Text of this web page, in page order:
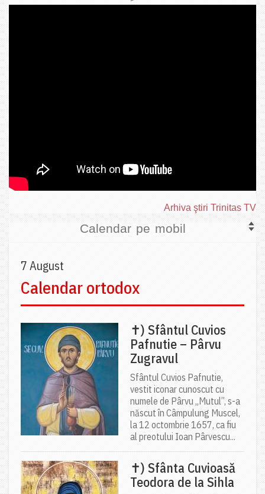
Arhiva ştiri Trinitas TV
Calendar pe mobil
7 August
Calendar ortodox
✝) Sfântul Cuvios
Pafnutie – Pârvu
Zugravul
Sfântul Cuvios Pafnutie,
vestit iconar cunoscut cu
numele de Pârvu „Mutul”, s-a
născut în Câmpulung Muscel,
la 12 octombrie 1657, ca fiu
al preotului Ioan Pârvescu...
✝) Sfânta Cuvioasă
Teodora de la Sihla